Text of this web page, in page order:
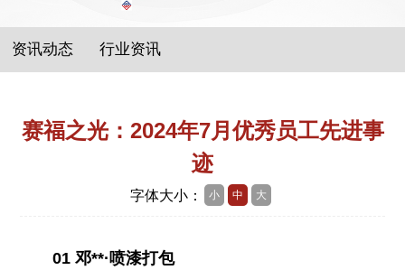
资讯动态 行业资讯
赛福之光：2024年7月优秀员工先进事
迹
字体大小： 小 中 大
01 邓**·喷漆打包